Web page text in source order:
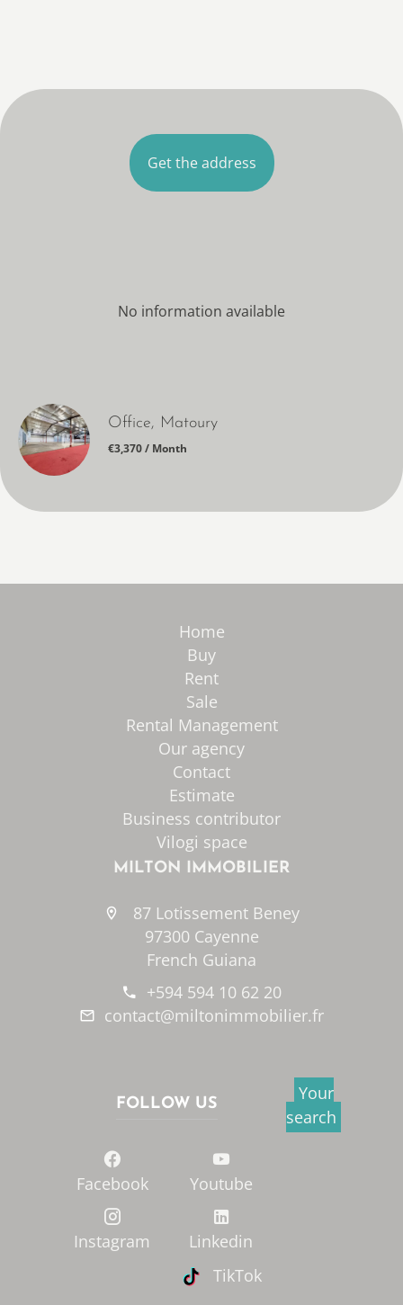
Get the address
No information available
Office, Matoury
€3,370 / Month
Home
Buy
Rent
Sale
Rental Management
Our agency
Contact
Estimate
Business contributor
Vilogi space
MILTON IMMOBILIER
87 Lotissement Beney
97300 Cayenne
French Guiana
+594 594 10 62 20
contact@miltonimmobilier.fr
FOLLOW US
Facebook
Instagram
Youtube
Linkedin
TikTok
Your
search